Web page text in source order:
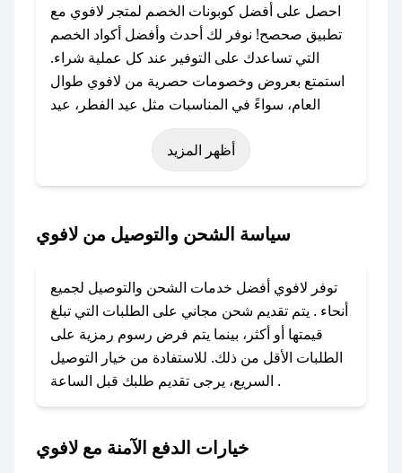
احصل على أفضل كوبونات الخصم لمتجر لافوي مع
تطبيق صحصح! نوفر لك أحدث وأفضل أكواد الخصم
التي تساعدك على التوفير عند كل عملية شراء.
استمتع بعروض وخصومات حصرية من لافوي طوال
العام، سواءً في المناسبات مثل عيد الفطر، عيد
الأضحى، الجمعة البيضاء (شهر نوفمبر)، رمضان،
اليوم الوطني، يوم التأسيس، أو حتى عروض خاصة
باستخدام تطبيق صحصح، يمكنك العثور بسهولة على
تواصل معنا عبر تويتر أو البريد الإلكتروني لإضافته
بسرعة.
### كيفية استخدام كود خصم لافوي؟
1. انسخ كود الخصم من تطبيق صحصح.
2. الصقه في خانة الدفع عند التسوق من لافوي.
### ماذا أفعل إذا لم يعمل كود الخصم؟
أظهر المزيد
سياسة الشحن والتوصيل من لافوي
توفر لافوي أفضل خدمات الشحن والتوصيل لجميع
أنحاء . يتم تقديم شحن مجاني على الطلبات التي تبلغ
قيمتها أو أكثر، بينما يتم فرض رسوم رمزية على
الطلبات الأقل من ذلك. للاستفادة من خيار التوصيل
السريع، يرجى تقديم طلبك قبل الساعة .
خيارات الدفع الآمنة مع لافوي